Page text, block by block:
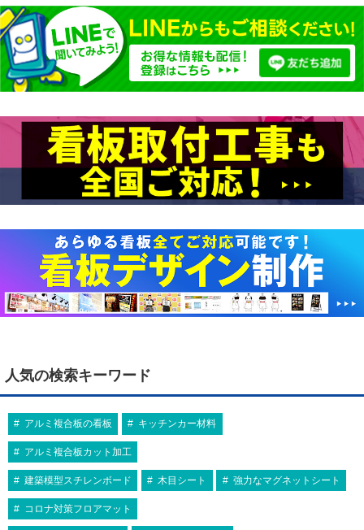
人気の検索キーワード
アルミ複合板の看板 キッチンカー材料
アルミ複合板カット加工
建築模型スチレンボード 木目シート 強力なマグネットシート
コロナ対策フロアマット